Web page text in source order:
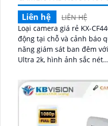
Liên hệ
LIÊN HỆ
Loại camera giá rẻ KX-
động tại chỗ và cảnh báo qua
năng giám sát ban đêm
Ultra 2k, hình ảnh sắc nét...